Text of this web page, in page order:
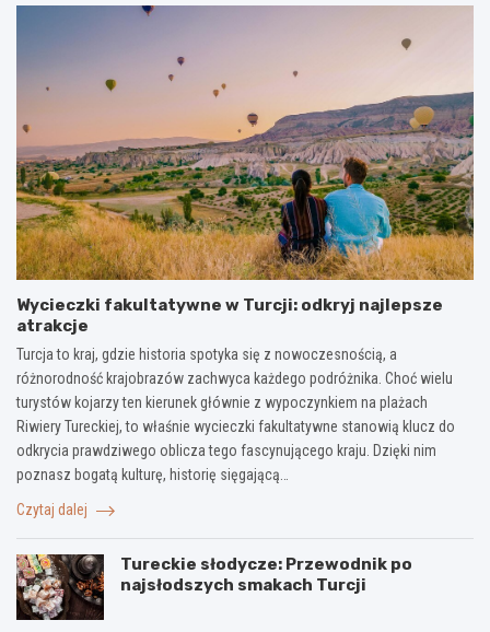
Wycieczki fakultatywne w Turcji: odkryj najlepsze
atrakcje
Turcja to kraj, gdzie historia spotyka się z nowoczesnością, a
różnorodność krajobrazów zachwyca każdego podróżnika. Choć wielu
turystów kojarzy ten kierunek głównie z wypoczynkiem na plażach
Riwiery Tureckiej, to właśnie wycieczki fakultatywne stanowią klucz do
odkrycia prawdziwego oblicza tego fascynującego kraju. Dzięki nim
poznasz bogatą kulturę, historię sięgającą…
Czytaj dalej
Tureckie słodycze: Przewodnik po
najsłodszych smakach Turcji